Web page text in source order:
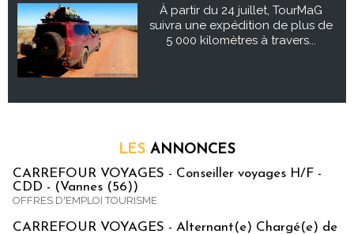
À partir du 24 juillet, TourMaG
suivra une expédition de plus de
5 000 kilomètres à travers...
LES ANNONCES
CARREFOUR VOYAGES - Conseiller voyages H/F -
CDD - (Vannes (56))
OFFRES D'EMPLOI TOURISME
CARREFOUR VOYAGES - Alternant(e) Chargé(e) de